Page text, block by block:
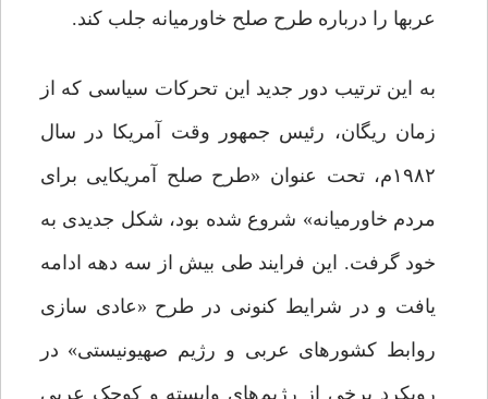
عرب‏ها را درباره طرح صلح خاورمیانه جلب کند.
به این ترتیب دور جدید این تحرکات سیاسی که از
زمان ریگان، رئیس جمهور وقت آمریکا در سال
۱۹۸۲م، تحت عنوان «طرح صلح آمریکایی برای
مردم خاورمیانه» شروع شده بود، شکل جدیدی به
خود گرفت. این فرایند طی بیش از سه دهه ادامه
یافت و در شرایط کنونی در طرح «عادی سازی
روابط کشورهای عربی و رژیم صهیونیستی» در
رویکرد برخی از رژیم‌های وابسته و کوچک عربی